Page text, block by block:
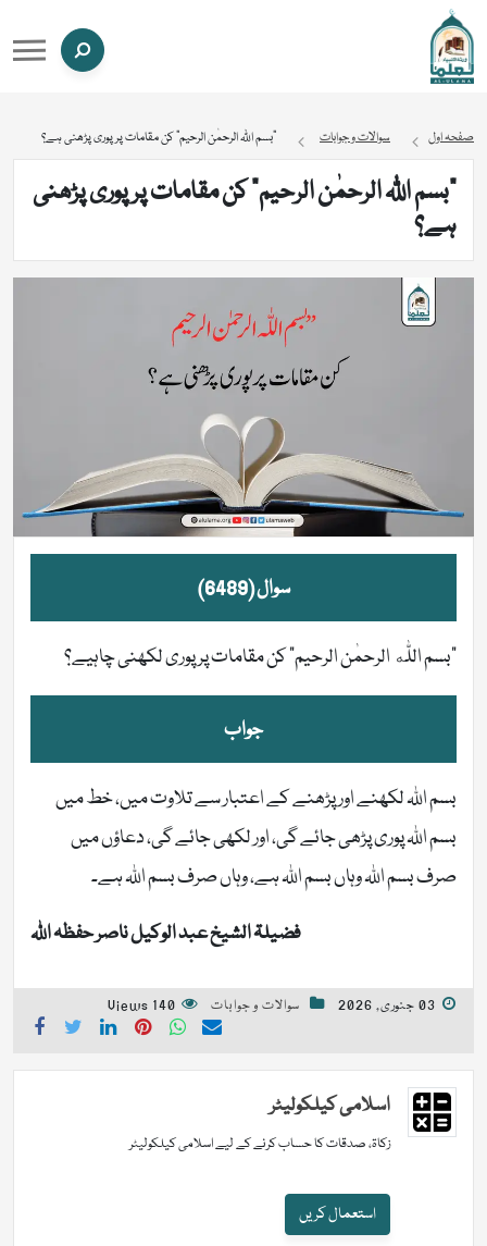
صفحہ اول سوالات و جوابات “بسم اللّٰہ الرحمٰن الرحیم” کن مقامات پر پوری پڑھنی ہے؟
“بسم اللّٰہ الرحمٰن الرحیم” کن مقامات پر پوری پڑھنی
ہے؟
سوال (6489)
“بسم اللّٰه الرحمٰن الرحیم” کن مقامات پر پوری لکھنی چاہیے؟
جواب
بسم اللہ لکھنے اور پڑھنے کے اعتبار سے تلاوت میں، خط میں
بسم اللہ پوری پڑھی جائے گی، اور لکھی جائے گی، دعاؤں میں
صرف بسم اللہ وہاں بسم اللہ ہے، وہاں صرف بسم اللہ ہے۔
فضیلۃ الشیخ عبد الوکیل ناصر حفظہ اللہ
03 جنوری, 2026 سوالات و جوابات 140 Views
اسلامی کیلکولیٹر
زکاۃ، صدقات کا حساب کرنے کے لیے اسلامی کیلکولیٹر
استعمال کریں